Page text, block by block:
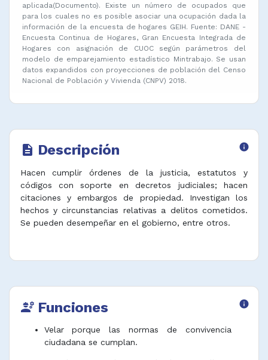
aplicada(Documento). Existe un número de ocupados que
para los cuales no es posible asociar una ocupación dada la
información de la encuesta de hogares GEIH. Fuente: DANE -
Encuesta Continua de Hogares, Gran Encuesta Integrada de
Hogares con asignación de CUOC según parámetros del
modelo de emparejamiento estadístico Mintrabajo. Se usan
datos expandidos con proyecciones de población del Censo
Nacional de Población y Vivienda (CNPV) 2018.
description Descripción info
Hacen cumplir órdenes de la justicia, estatutos y
códigos con soporte en decretos judiciales; hacen
citaciones y embargos de propiedad. Investigan los
hechos y circunstancias relativas a delitos cometidos.
Se pueden desempeñar en el gobierno, entre otros.
engineering Funciones info
Velar porque las normas de convivencia
ciudadana se cumplan.